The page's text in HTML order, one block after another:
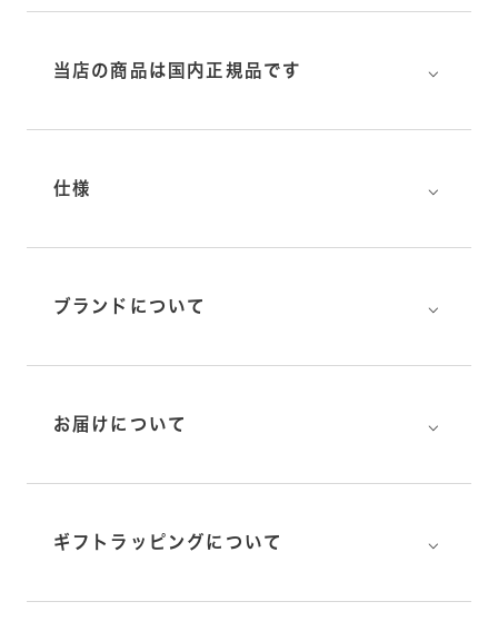
当店の商品は国内正規品です ⌵
仕様 ⌵
ブランドについて ⌵
お届けについて ⌵
ギフトラッピングについて ⌵